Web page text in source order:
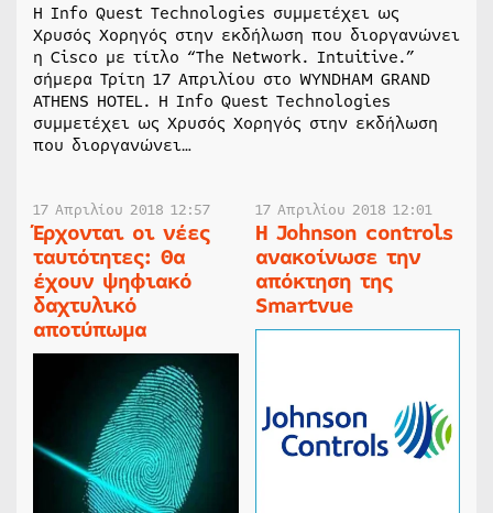
Η Ιnfo Quest Technologies συμμετέχει ως
Χρυσός Χορηγός στην εκδήλωση που διοργανώνει
η Cisco με τίτλο “The Network. Intuitive.”
σήμερα Τρίτη 17 Απριλίου στο WYNDHAM GRAND
ATHENS HOTEL. Η Ιnfo Quest Technologies
συμμετέχει ως Χρυσός Χορηγός στην εκδήλωση
που διοργανώνει…
17 Απριλίου 2018 12:57
Έρχονται οι νέες
ταυτότητες: Θα
έχουν ψηφιακό
δαχτυλικό
αποτύπωμα
17 Απριλίου 2018 12:01
Η Johnson controls
ανακοίνωσε την
απόκτηση της
Smartvue